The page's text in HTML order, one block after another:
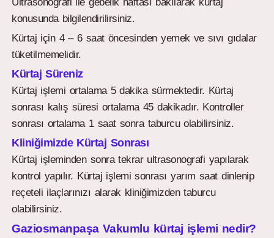
konusunda bilgilendirilirsiniz.
Kürtaj için 4 – 6 saat öncesinden yemek ve sıvı gıdalar
tüketilmemelidir.
Kürtaj Süreniz
Kürtaj işlemi ortalama 5 dakika sürmektedir. Kürtaj
sonrası kalış süresi ortalama 45 dakikadır. Kontroller
sonrası ortalama 1 saat sonra taburcu olabilirsiniz.
Kliniğimizde Kürtaj Sonrası
Kürtaj işleminden sonra tekrar ultrasonografi yapılarak
kontrol yapılır. Kürtaj işlemi sonrası yarım saat dinlenip
reçeteli ilaçlarınızı alarak kliniğimizden taburcu
olabilirsiniz.
Gaziosmanpaşa Vakumlu kürtaj işlemi nedir?